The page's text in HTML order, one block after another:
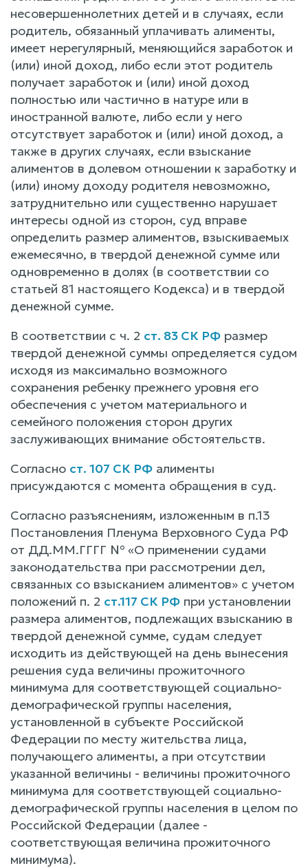
несовершеннолетних детей и в случаях, если
родитель, обязанный уплачивать алименты,
имеет нерегулярный, меняющийся заработок и
(или) иной доход, либо если этот родитель
получает заработок и (или) иной доход
полностью или частично в натуре или в
иностранной валюте, либо если у него
отсутствует заработок и (или) иной доход, а
также в других случаях, если взыскание
алиментов в долевом отношении к заработку и
(или) иному доходу родителя невозможно,
затруднительно или существенно нарушает
интересы одной из сторон, суд вправе
определить размер алиментов, взыскиваемых
ежемесячно, в твердой денежной сумме или
одновременно в долях (в соответствии со
статьей 81 настоящего Кодекса) и в твердой
денежной сумме.
В соответствии с ч. 2 ст. 83 СК РФ размер
твердой денежной суммы определяется судом
исходя из максимально возможного
сохранения ребенку прежнего уровня его
обеспечения с учетом материального и
семейного положения сторон других
заслуживающих внимание обстоятельств.
Согласно ст. 107 СК РФ алименты
присуждаются с момента обращения в суд.
Согласно разъяснениям, изложенным в п.13
Постановления Пленума Верховного Суда РФ
от ДД.ММ.ГГГГ № «О применении судами
законодательства при рассмотрении дел,
связанных со взысканием алиментов» с учетом
положений п. 2 ст.117 СК РФ при установлении
размера алиментов, подлежащих взысканию в
твердой денежной сумме, судам следует
исходить из действующей на день вынесения
решения суда величины прожиточного
минимума для соответствующей социально-
демографической группы населения,
установленной в субъекте Российской
Федерации по месту жительства лица,
получающего алименты, а при отсутствии
указанной величины - величины прожиточного
минимума для соответствующей социально-
демографической группы населения в целом по
Российской Федерации (далее -
соответствующая величина прожиточного
минимума).